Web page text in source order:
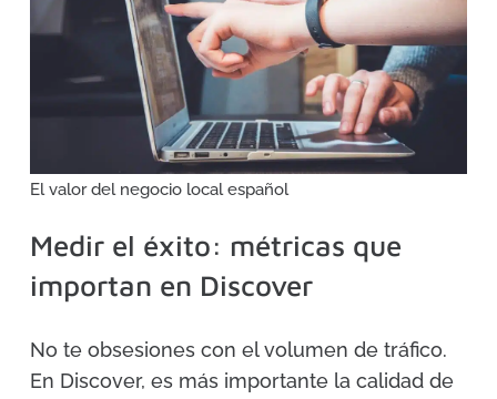
El valor del negocio local español
Medir el éxito: métricas que
importan en Discover
No te obsesiones con el volumen de tráfico.
En Discover, es más importante la calidad de